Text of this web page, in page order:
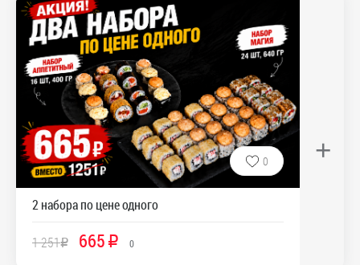
0
2 набора по цене одного
1 251R 665R 0
+